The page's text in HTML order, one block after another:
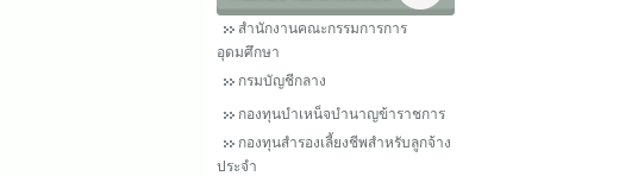
สำนักงานคณะกรรมการการ
อุดมศึกษา
กรมบัญชีกลาง
กองทุนบำเหน็จบำนาญข้าราชการ
กองทุนสำรองเลี้ยงชีพสำหรับลูกจ้าง
ประจำ